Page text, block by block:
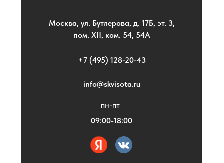
+7 (495) 128-20-43
info@skvisota.ru
Москва, ул. Бутлерова, д. 17Б, эт. 3,
пом. XII, ком. 54, 54А
пн-пт
09:00-18:00